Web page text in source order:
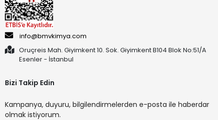
info@bmvkimya.com
Oruçreis Mah. Giyimkent 10. Sok. Giyimkent B104 Blok No:51/A
Esenler - İstanbul
Bizi Takip Edin
Kampanya, duyuru, bilgilendirmelerden e-posta ile haberdar
olmak istiyorum.